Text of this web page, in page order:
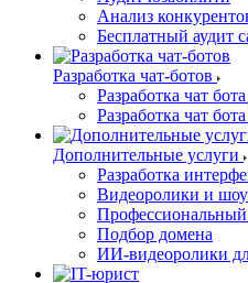
Анализ
Бесплатный аудит
Разработка чат-ботов
Разработка чат
Разработка чат
Дополнительные услуги
Разработка
Видеоролики и
Подбор домена
ИИ-видеоролики